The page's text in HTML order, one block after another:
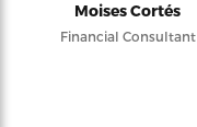
Moises Cortés
Financial Consultant